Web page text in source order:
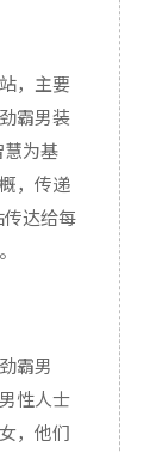
，主要
霸男装
慧为基
，传递
传达给每
霸男
性人士
，他们